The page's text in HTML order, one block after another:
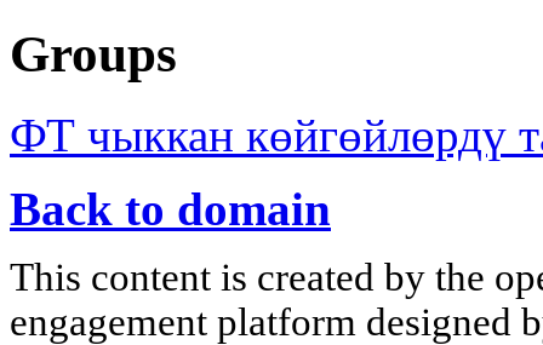
Groups
ФТ чыккан көйгөйлөрдү
Back to domain
This content is created by the
engagement platform designed